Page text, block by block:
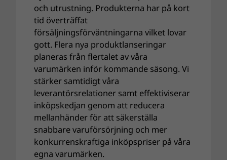
och utrustning. Produkterna har på kort
tid överträffat
försäljningsförväntningarna vilket lovar
gott. Flera nya produktlanseringar
planeras från flertalet av våra
varumärken inför kommande säsong. Vi
stärker samtidigt våra
leverantörsrelationer samt effektiviserar
inköpskedjan genom att reducera
mellanhänder för att säkerställa
snabbare varuförsörjning och mer
konkurrenskraftiga inköpspriser på våra
egna varumärken.